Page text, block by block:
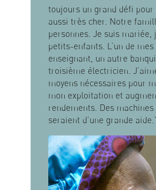
toujours un grand défi pour
aussi très cher. Notre
personnes. Je suis mariée,
petits-enfants. L’un de
enseignant, un autre
troisième électricien.
moyens nécessaires pour
mon exploitation et
rendements. Des
seraient d’une grande